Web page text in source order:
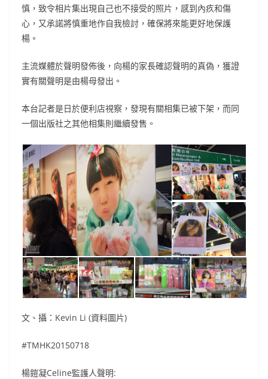
慎，致令相片集出現自己也不接受的照片，感到內疚和傷
心，又承諾將慎重地作自我檢討，確保將來能更好地保護
楊。
主流媒體於聲明發佈後，向楊的家長確認聲明的真偽，獲證
實有關聲明是由楊母發出。
本台記者是日於便利店視察，發現有關相集已被下架，而同
一個出版社之其他相集則繼續發售。
文、攝：Kevin Li (資料圖片)
#TMHK20150718
楊鎧凝Celine監護人聲明: